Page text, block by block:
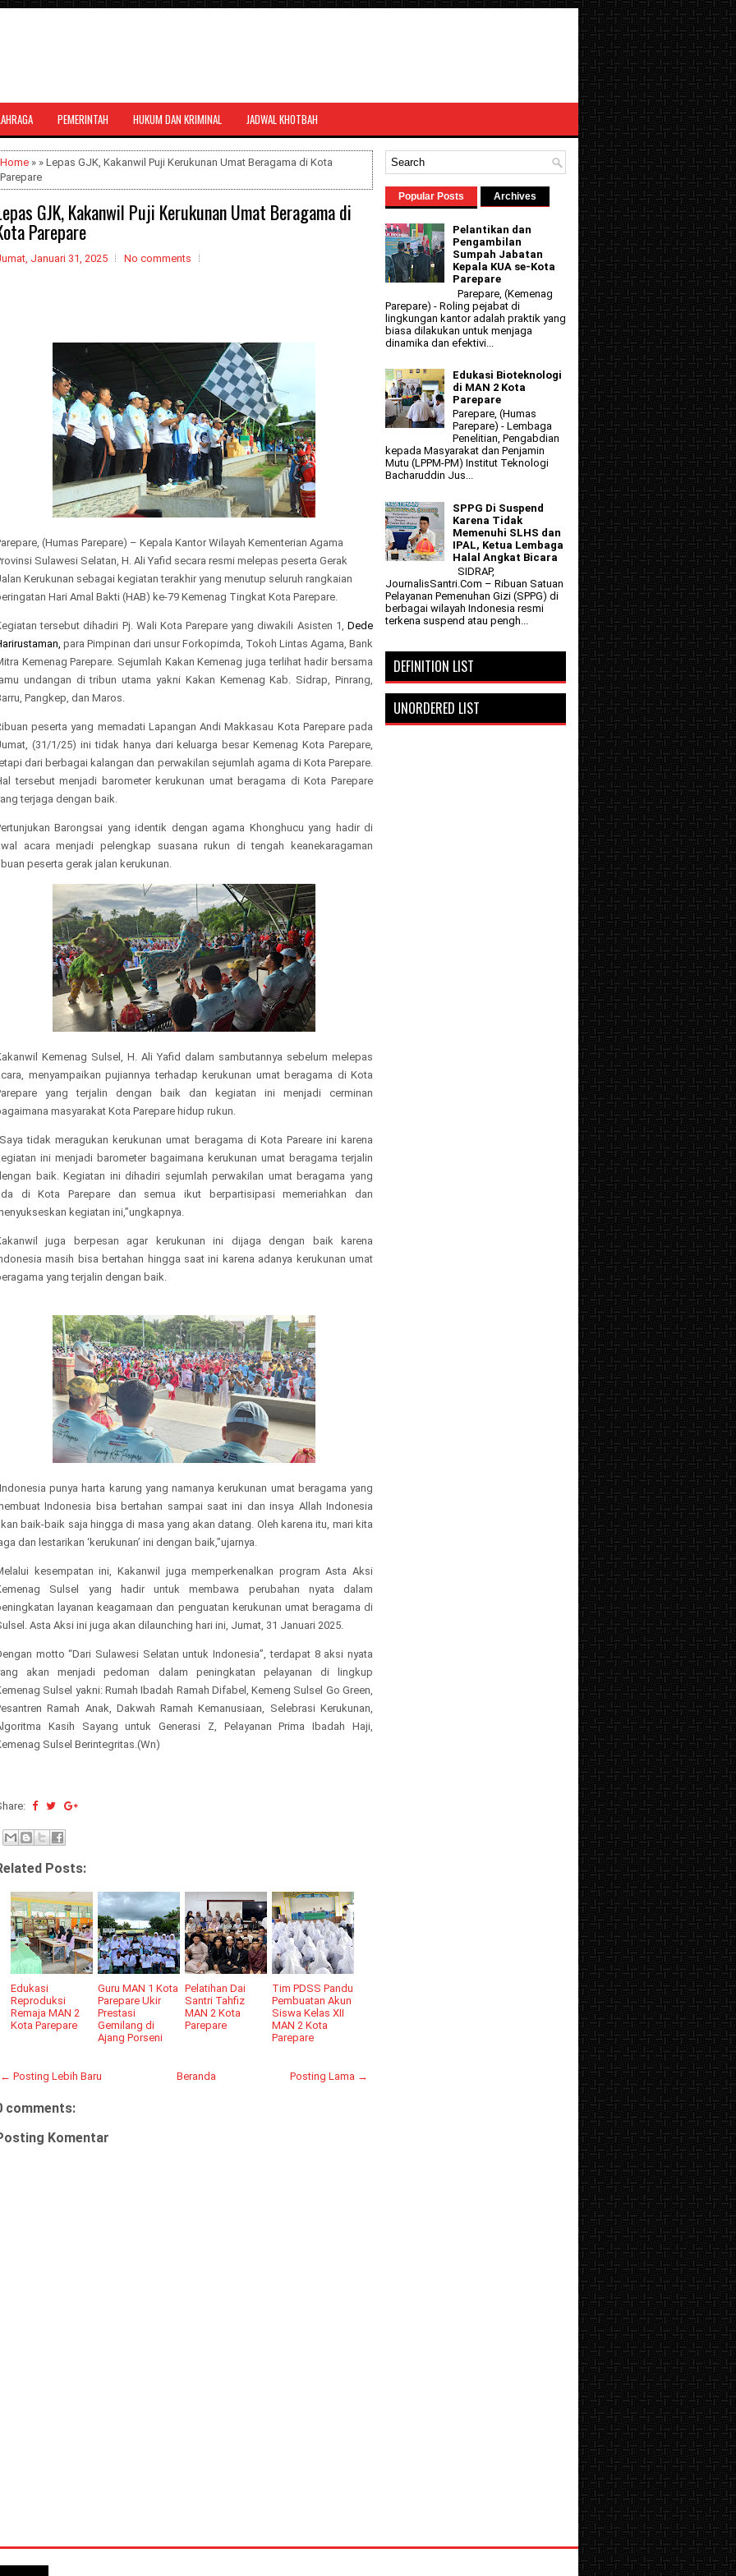
agama yang dapat
PEMERINTAH HUKUM DAN KRIMINAL JADWAL KHOTBAH
Home » » Lepas GJK, Kakanwil Puji Kerukunan Umat Beragama di Kota
Parepare
GJK, Kakanwil Puji Kerukunan Umat Beragama di
Parepare
Januari 31, 2025 No comments
(Humas Parepare) – Kepala Kantor Wilayah Kementerian Agama
Sulawesi Selatan, H. Ali Yafid secara resmi melepas peserta Gerak
Kerukunan sebagai kegiatan terakhir yang menutup seluruh rangkaian
Hari Amal Bakti (HAB) ke-79 Kemenag Tingkat Kota Parepare.
tersebut dihadiri Pj. Wali Kota Parepare yang diwakili Asisten 1, Dede
para Pimpinan dari unsur Forkopimda, Tokoh Lintas Agama, Bank
Kemenag Parepare. Sejumlah Kakan Kemenag juga terlihat hadir bersama
undangan di tribun utama yakni Kakan Kemenag Kab. Sidrap, Pinrang,
Pangkep, dan Maros.
peserta yang memadati Lapangan Andi Makkasau Kota Parepare pada
(31/1/25) ini tidak hanya dari keluarga besar Kemenag Kota Parepare,
dari berbagai kalangan dan perwakilan sejumlah agama di Kota Parepare.
tersebut menjadi barometer kerukunan umat beragama di Kota Parepare
terjaga dengan baik.
Barongsai yang identik dengan agama Khonghucu yang hadir di
acara menjadi pelengkap suasana rukun di tengah keanekaragaman
peserta gerak jalan kerukunan.
Kemenag Sulsel, H. Ali Yafid dalam sambutannya sebelum melepas
menyampaikan pujiannya terhadap kerukunan umat beragama di Kota
yang terjalin dengan baik dan kegiatan ini menjadi cerminan
masyarakat Kota Parepare hidup rukun.
tidak meragukan kerukunan umat beragama di Kota Pareare ini karena
ini menjadi barometer bagaimana kerukunan umat beragama terjalin
baik. Kegiatan ini dihadiri sejumlah perwakilan umat beragama yang
di Kota Parepare dan semua ikut berpartisipasi memeriahkan dan
kegiatan ini,”ungkapnya.
juga berpesan agar kerukunan ini dijaga dengan baik karena
masih bisa bertahan hingga saat ini karena adanya kerukunan umat
yang terjalin dengan baik.
punya harta karung yang namanya kerukunan umat beragama yang
Indonesia bisa bertahan sampai saat ini dan insya Allah Indonesia
baik-baik saja hingga di masa yang akan datang. Oleh karena itu, mari kita
dan lestarikan ‘kerukunan’ ini dengan baik,”ujarnya.
kesempatan ini, Kakanwil juga memperkenalkan program Asta Aksi
Sulsel yang hadir untuk membawa perubahan nyata dalam
layanan keagamaan dan penguatan kerukunan umat beragama di
Asta Aksi ini juga akan dilaunching hari ini, Jumat, 31 Januari 2025.
motto “Dari Sulawesi Selatan untuk Indonesia”, terdapat 8 aksi nyata
akan menjadi pedoman dalam peningkatan pelayanan di lingkup
Sulsel yakni: Rumah Ibadah Ramah Difabel, Kemeng Sulsel Go Green,
Ramah Anak, Dakwah Ramah Kemanusiaan, Selebrasi Kerukunan,
Kasih Sayang untuk Generasi Z, Pelayanan Prima Ibadah Haji,
Sulsel Berintegritas.(Wn)
Posts:
Edukasi
Reproduksi
Remaja MAN 2
Kota Parepare
Guru MAN 1 Kota
Parepare Ukir
Prestasi
Gemilang di
Ajang Porseni
Pelatihan Dai
Santri Tahfiz
MAN 2 Kota
Parepare
Tim PDSS Pandu
Pembuatan Akun
Siswa Kelas XII
MAN 2 Kota
Parepare
← Posting Lebih Baru Posting Lama →
Beranda
comments:
Komentar
Popular Posts Archives
Pelantikan dan
Pengambilan
Sumpah Jabatan
Kepala KUA se-Kota
Parepare
Parepare, (Kemenag
Parepare) - Roling pejabat di
lingkungan kantor adalah praktik yang
biasa dilakukan untuk menjaga
dinamika dan efektivi...
Edukasi Bioteknologi
di MAN 2 Kota
Parepare
Parepare, (Humas
Parepare) - Lembaga
Penelitian, Pengabdian
kepada Masyarakat dan Penjamin
Mutu (LPPM-PM) Institut Teknologi
Bacharuddin Jus...
SPPG Di Suspend
Karena Tidak
Memenuhi SLHS dan
IPAL, Ketua Lembaga
Halal Angkat Bicara
SIDRAP,
JournalisSantri.Com – Ribuan Satuan
Pelayanan Pemenuhan Gizi (SPPG) di
berbagai wilayah Indonesia resmi
terkena suspend atau pengh...
DEFINITION LIST
UNORDERED LIST